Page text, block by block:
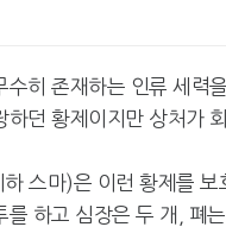
수히 존재하는 인류 세력
하던 황제이지만 상처가
스마)은 이런 황제를
를 하고 심장은 두 개, 폐